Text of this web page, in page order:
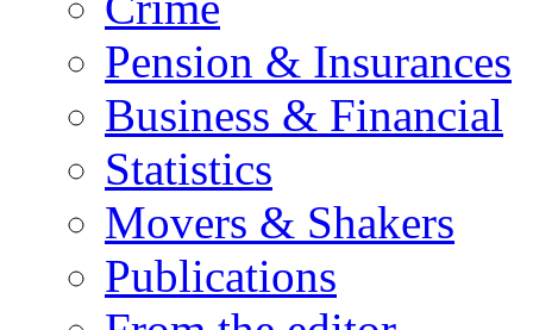
Pension & Insurances
Business & Financial
Statistics
Movers & Shakers
Publications